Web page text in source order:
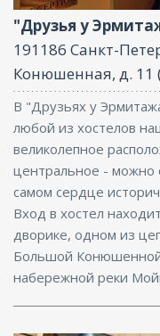
"Друзья у
191186 Санкт-
Конюшенная, д. 11
В "Друзьях у
любой из хостелов
великолепное
центральное - можно
самом сердце
Вход в хостел
дворике, одном из
Большой Конюшенной
набережной реки